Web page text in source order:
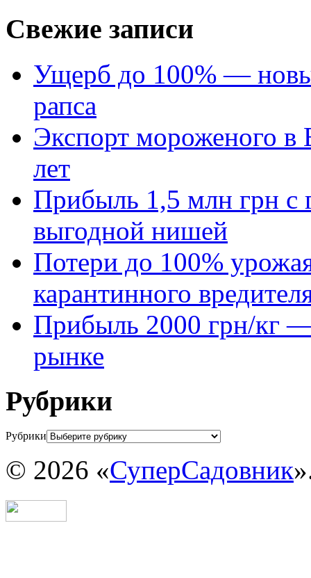
Свежие записи
Ущерб до 100% —
рапса
Экспорт мороженого в
лет
Прибыль 1,5 млн грн с
выгодной нишей
Потери до 100%
карантинного
Прибыль 2000 грн/кг —
рынке
Рубрики
Рубрики
© 2026 «СуперСадовник